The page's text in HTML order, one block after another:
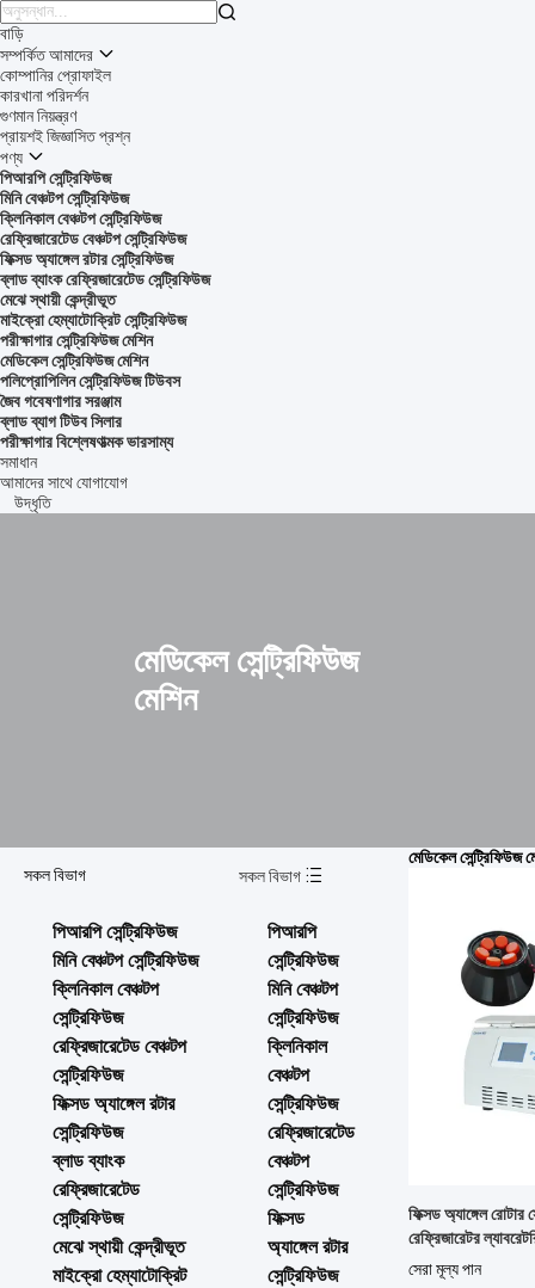

বাড়ি
সম্পর্কিত আমাদের
কোম্পানির প্রোফাইল
কারখানা পরিদর্শন
গুণমান নিয়ন্ত্রণ
প্রায়শই জিজ্ঞাসিত প্রশ্ন
পণ্য
পিআরপি সেন্ট্রিফিউজ
মিনি বেঞ্চটপ সেন্ট্রিফিউজ
ক্লিনিকাল বেঞ্চটপ সেন্ট্রিফিউজ
রেফ্রিজারেটেড বেঞ্চটপ সেন্ট্রিফিউজ
ফিক্সড অ্যাঙ্গেল রটার সেন্ট্রিফিউজ
ব্লাড ব্যাংক রেফ্রিজারেটেড সেন্ট্রিফিউজ
মেঝে স্থায়ী কেন্দ্রীভূত
মাইক্রো হেম্যাটোক্রিট সেন্ট্রিফিউজ
পরীক্ষাগার সেন্ট্রিফিউজ মেশিন
মেডিকেল সেন্ট্রিফিউজ মেশিন
পলিপ্রোপিলিন সেন্ট্রিফিউজ টিউবস
জৈব গবেষণাগার সরঞ্জাম
ব্লাড ব্যাগ টিউব সিলার
পরীক্ষাগার বিশ্লেষণাত্মক ভারসাম্য
সমাধান
আমাদের সাথে যোগাযোগ
উদ্ধৃতি
মেডিকেল সেন্ট্রিফিউজ
মেশিন
সকল বিভাগ
পিআরপি সেন্ট্রিফিউজ
মিনি বেঞ্চটপ সেন্ট্রিফিউজ
ক্লিনিকাল বেঞ্চটপ
সেন্ট্রিফিউজ
রেফ্রিজারেটেড বেঞ্চটপ
সেন্ট্রিফিউজ
ফিক্সড অ্যাঙ্গেল রটার
সেন্ট্রিফিউজ
ব্লাড ব্যাংক
রেফ্রিজারেটেড
সেন্ট্রিফিউজ
মেঝে স্থায়ী কেন্দ্রীভূত
মাইক্রো হেম্যাটোক্রিট
সকল বিভাগ
পিআরপি
সেন্ট্রিফিউজ
মিনি বেঞ্চটপ
সেন্ট্রিফিউজ
ক্লিনিকাল
বেঞ্চটপ
সেন্ট্রিফিউজ
রেফ্রিজারেটেড
বেঞ্চটপ
সেন্ট্রিফিউজ
ফিক্সড
অ্যাঙ্গেল রটার
সেন্ট্রিফিউজ
মেডিকেল সেন্ট্রিফিউজ
ফিক্সড অ্যাঙ্গেল রোটার
রেফ্রিজারেটর
সেরা মূল্য পান